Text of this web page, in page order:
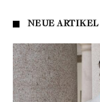
NEUE ARTIKEL